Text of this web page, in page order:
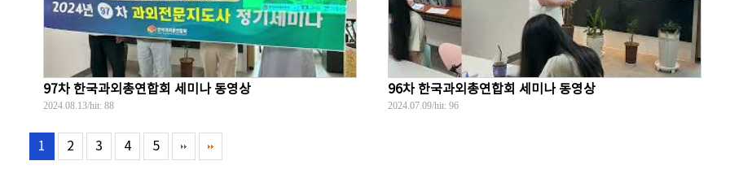
97차 한국과외총연합회 세미나 동영상
2024.08.13/hit:88
96차 한국과외총연합회 세미나 동영상
2024.07.09/hit: 96
1 2 3 4 5